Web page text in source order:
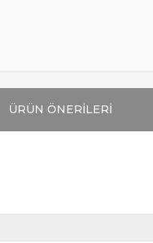
ÜRÜN ÖNERILERI